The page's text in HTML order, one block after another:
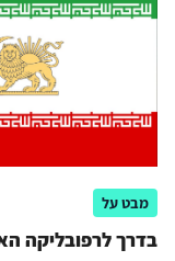
מבט על
בדרך לרפובליקה